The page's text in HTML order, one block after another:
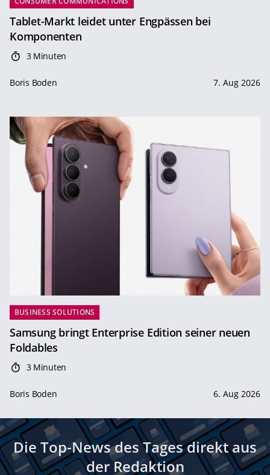
Tablet-Markt leidet unter Engpässen bei
Komponenten
3 Minuten
Boris Boden 7. Aug 2026
BUSINESS SOLUTIONS
Samsung bringt Enterprise Edition seiner neuen
Foldables
3 Minuten
Boris Boden 6. Aug 2026
Die Top-News des Tages direkt aus
der Redaktion